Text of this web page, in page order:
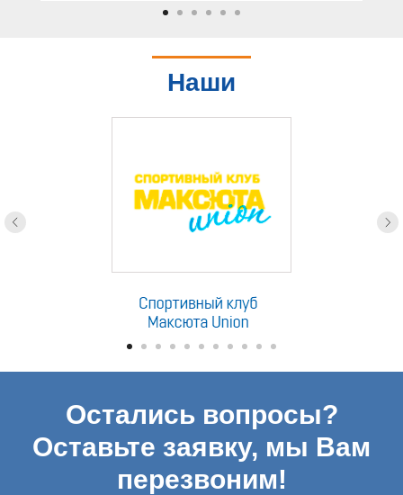
Наши
Остались вопросы?
Оставьте заявку, мы Вам
перезвоним!